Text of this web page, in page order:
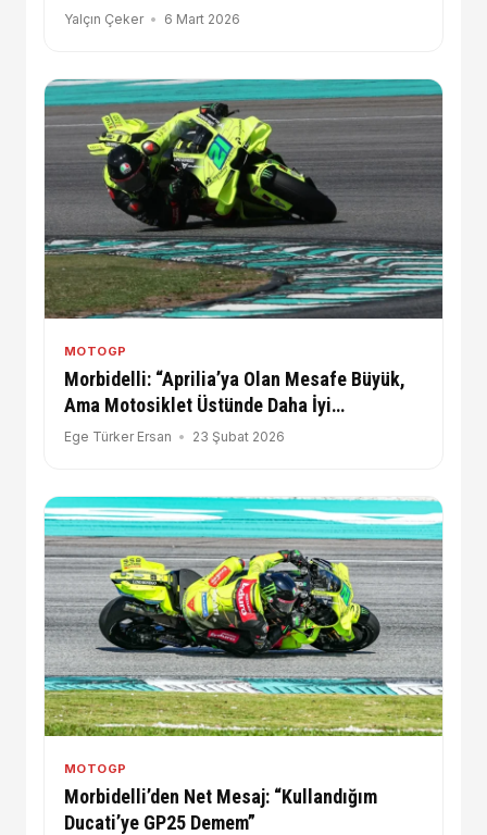
sürüyor
Yalçın Çeker 6 Mart 2026
MOTOGP
Morbidelli: “Aprilia’ya Olan Mesafe Büyük,
Ama Motosiklet Üstünde Daha İyi
Hissediyorum”
Ege Türker Ersan 23 Şubat 2026
MOTOGP
Morbidelli’den Net Mesaj: “Kullandığım
Ducati’ye GP25 Demem”